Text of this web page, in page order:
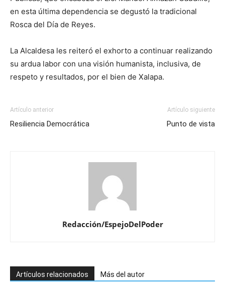
en esta última dependencia se degustó la tradicional
Rosca del Día de Reyes.
La Alcaldesa les reiteró el exhorto a continuar realizando
su ardua labor con una visión humanista, inclusiva, de
respeto y resultados, por el bien de Xalapa.
Artículo anterior
Resiliencia Democrática
Artículo siguiente
Punto de vista
Redacción/EspejoDelPoder
Artículos relacionados Más del autor